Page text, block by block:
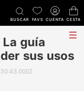
BUSCAR FAVS CUENTA CESTA
guía
sus usos